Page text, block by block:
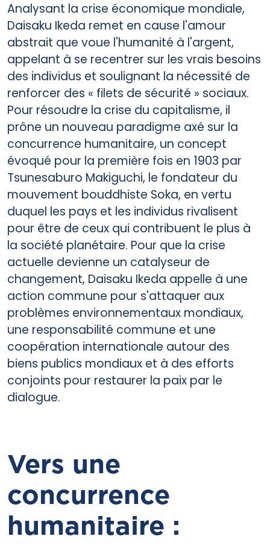
Analysant la crise économique mondiale,
Daisaku Ikeda remet en cause l'amour
abstrait que voue l'humanité à l'argent,
appelant à se recentrer sur les vrais besoins
des individus et soulignant la nécessité de
renforcer des « filets de sécurité » sociaux.
Pour résoudre la crise du capitalisme, il
prône un nouveau paradigme axé sur la
concurrence humanitaire, un concept
évoqué pour la première fois en 1903 par
Tsunesaburo Makiguchi, le fondateur du
mouvement bouddhiste Soka, en vertu
duquel les pays et les individus rivalisent
pour être de ceux qui contribuent le plus à
la société planétaire. Pour que la crise
actuelle devienne un catalyseur de
changement, Daisaku Ikeda appelle à une
action commune pour s'attaquer aux
problèmes environnementaux mondiaux,
une responsabilité commune et une
coopération internationale autour des
biens publics mondiaux et à des efforts
conjoints pour restaurer la paix par le
dialogue.
Vers une
concurrence
humanitaire :